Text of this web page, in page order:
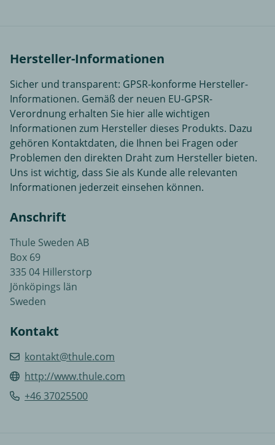
Hersteller-Informationen
Sicher und transparent: GPSR-konforme Hersteller-
Informationen. Gemäß der neuen EU-GPSR-
Verordnung erhalten Sie hier alle wichtigen
Informationen zum Hersteller dieses Produkts. Dazu
gehören Kontaktdaten, die Ihnen bei Fragen oder
Problemen den direkten Draht zum Hersteller bieten.
Uns ist wichtig, dass Sie als Kunde alle relevanten
Informationen jederzeit einsehen können.
Anschrift
Thule Sweden AB
Box 69
335 04 Hillerstorp
Jönköpings län
Sweden
Kontakt
kontakt@thule.com
http://www.thule.com
+46 37025500